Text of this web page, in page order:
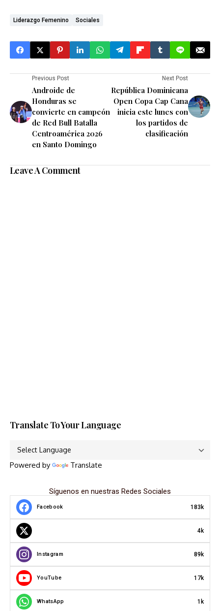
Liderazgo Femenino Sociales
Previous Post
Androide de
Honduras se
convierte en campeón
de Red Bull Batalla
Centroamérica 2026
en Santo Domingo
Next Post
República Dominicana
Open Copa Cap Cana
inicia este lunes con
los partidos de
clasificación
Leave A Comment
Translate To Your Language
Powered by Translate
Síguenos en nuestras Redes Sociales
Facebook 183k
4k
Instagram 89k
YouTube 17k
WhatsApp 1k